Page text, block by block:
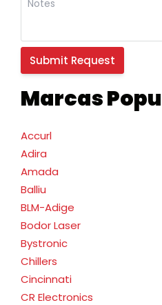
Marcas
Accurl
Adira
Amada
Balliu
BLM-Adige
Bodor Laser
Bystronic
Chillers
Cincinnati
CR Electronics